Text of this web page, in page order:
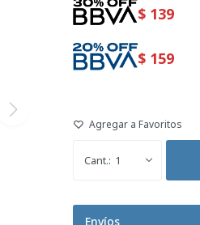
$ 139
$ 159
1
Envíos